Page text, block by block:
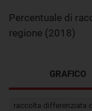
Percentuale di
regione (2018)
GRAFICO